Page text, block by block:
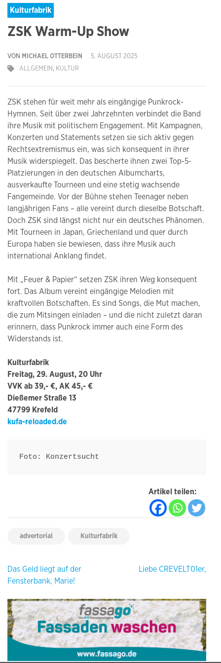
Kulturfabrik
ZSK Warm-Up Show
VON MICHAEL OTTERBEIN
5. AUGUST 2025
ALLGEMEIN, KULTUR
ZSK stehen für weit mehr als eingängige Punkrock-
Hymnen. Seit über zwei Jahrzehnten verbindet die Band
ihre Musik mit politischem Engagement. Mit Kampagnen,
Konzerten und Statements setzen sie sich aktiv gegen
Rechtsextremismus ein, was sich konsequent in ihrer
Musik widerspiegelt. Das bescherte ihnen zwei Top-5-
Platzierungen in den deutschen Albumcharts,
ausverkaufte Tourneen und eine stetig wachsende
Fangemeinde. Vor der Bühne stehen Teenager neben
langjährigen Fans – alle vereint durch dieselbe Botschaft.
Doch ZSK sind längst nicht nur ein deutsches Phänomen.
Mit Tourneen in Japan, Griechenland und quer durch
Europa haben sie bewiesen, dass ihre Musik auch
international Anklang findet.
Mit „Feuer & Papier“ setzen ZSK ihren Weg konsequent
fort. Das Album vereint eingängige Melodien mit
kraftvollen Botschaften. Es sind Songs, die Mut machen,
die zum Mitsingen einladen – und die nicht zuletzt daran
erinnern, dass Punkrock immer auch eine Form des
Widerstands ist.
Kulturfabrik
Freitag, 29. August, 20 Uhr
VVK ab 39,- €, AK 45,- €
Dießemer Straße 13
47799 Krefeld
kufa-reloaded.de
Foto: Konzertsucht
Artikel teilen:
advertorial Kulturfabrik
Beitragsnavigation
Das Geld liegt auf der
Fensterbank, Marie!
Liebe CREVELT01er,